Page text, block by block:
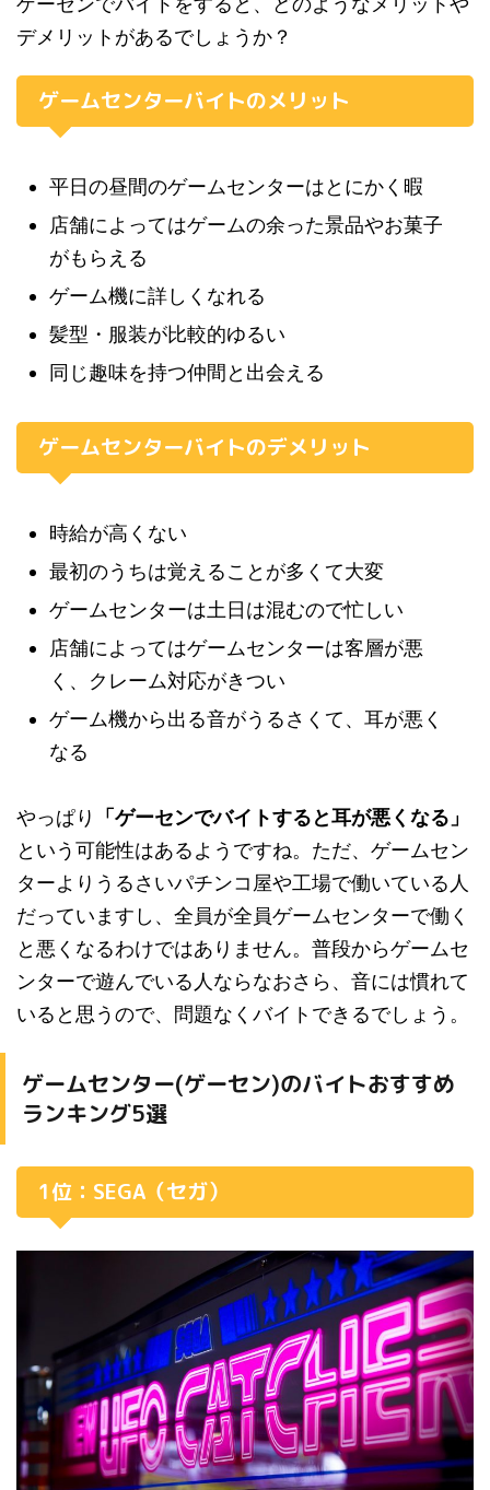
デメリットがあるでしょうか？
ゲームセンターバイトのメリット
平日の昼間のゲームセンターはとにかく暇
店舗によってはゲームの余った景品やお菓子
がもらえる
ゲーム機に詳しくなれる
髪型・服装が比較的ゆるい
同じ趣味を持つ仲間と出会える
ゲームセンターバイトのデメリット
時給が高くない
最初のうちは覚えることが多くて大変
ゲームセンターは土日は混むので忙しい
店舗によってはゲームセンターは客層が悪
く、クレーム対応がきつい
ゲーム機から出る音がうるさくて、耳が悪く
なる
やっぱり
「ゲーセンでバイトすると耳が悪くなる」
という可能性はあるようですね。ただ、ゲームセン
ターよりうるさいパチンコ屋や工場で働いている人
だっていますし、全員が全員ゲームセンターで働く
と悪くなるわけではありません。普段からゲームセ
ンターで遊んでいる人ならなおさら、音には慣れて
いると思うので、問題なくバイトできるでしょう。
ゲームセンター(ゲーセン)のバイトおすすめ
ランキング5選
1位：SEGA（セガ）